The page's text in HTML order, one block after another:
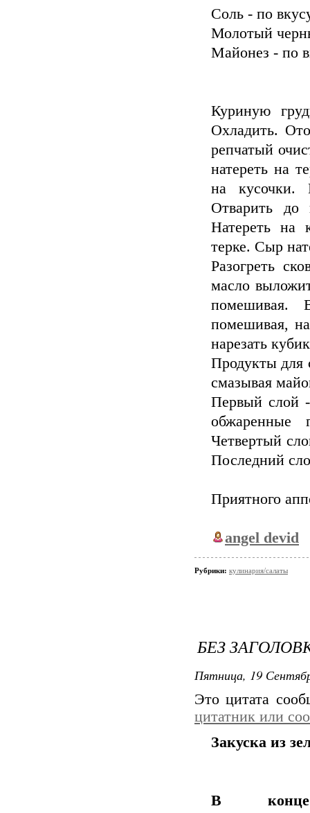
Соль - по
Молотый
Майонез - по
Куриную
Охладить.
репчатый
натереть на
на кусочки.
Отварить до
Натереть на
терке. Сыр
Разогреть
масло
помешивая.
помешивая,
нарезать
Продукты для
смазывая
Первый слой
Четвертый
Последний
Приятного
angel devid
Рубрики: кулинария/салаты
БЕЗ
Пятница, 19
Это цитата
цитатник или
Закуска из
В конце